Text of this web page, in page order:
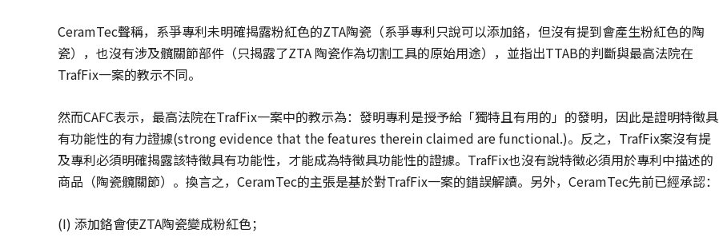
CeramTec聲稱，系爭專利未明確揭露粉紅色的ZTA陶瓷（系爭專利只說可以添加鉻，但沒有提到會產生粉紅色的陶
瓷），也沒有涉及髖關節部件（只揭露了ZTA 陶瓷作為切割工具的原始用途），並指出TTAB的判斷與最高法院在
TrafFix一案的教示不同。
然而CAFC表示，最高法院在TrafFix一案中的教示為：發明專利是授予給「獨特且有用的」的發明，因此是證明特徵具
有功能性的有力證據(strong evidence that the features therein claimed are functional.)。反之，TrafFix案沒有提
及專利必須明確揭露該特徵具有功能性，才能成為特徵具功能性的證據。TrafFix也沒有說特徵必須用於專利中描述的
商品（陶瓷髖關節）。換言之，CeramTec的主張是基於對TrafFix一案的錯誤解讀。另外，CeramTec先前已經承認：
(I) 添加鉻會使ZTA陶瓷變成粉紅色；